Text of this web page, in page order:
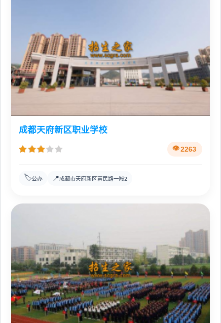
成都天府新区职业学校
2263
🏷️公办 📍成都市天府新区富民路一段2